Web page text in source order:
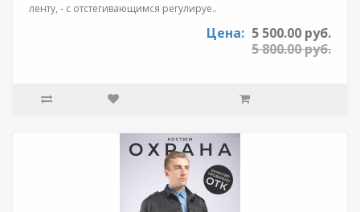
ленту, - с отстегивающимся регулируе..
Цена: 5 500.00 руб.
5 800.00 руб.